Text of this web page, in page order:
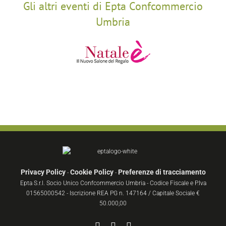
Gli altri eventi di Epta Confcommercio
Umbria
Privacy Policy- Cookie Policy- Preferenze di tracciamento
Epta S.r.l. Socio Unico Confcommercio Umbria - Codice Fiscale e P.Iva
01565000542 - Iscrizione REA PG n. 147164 / Capitale Sociale €
50.000,00